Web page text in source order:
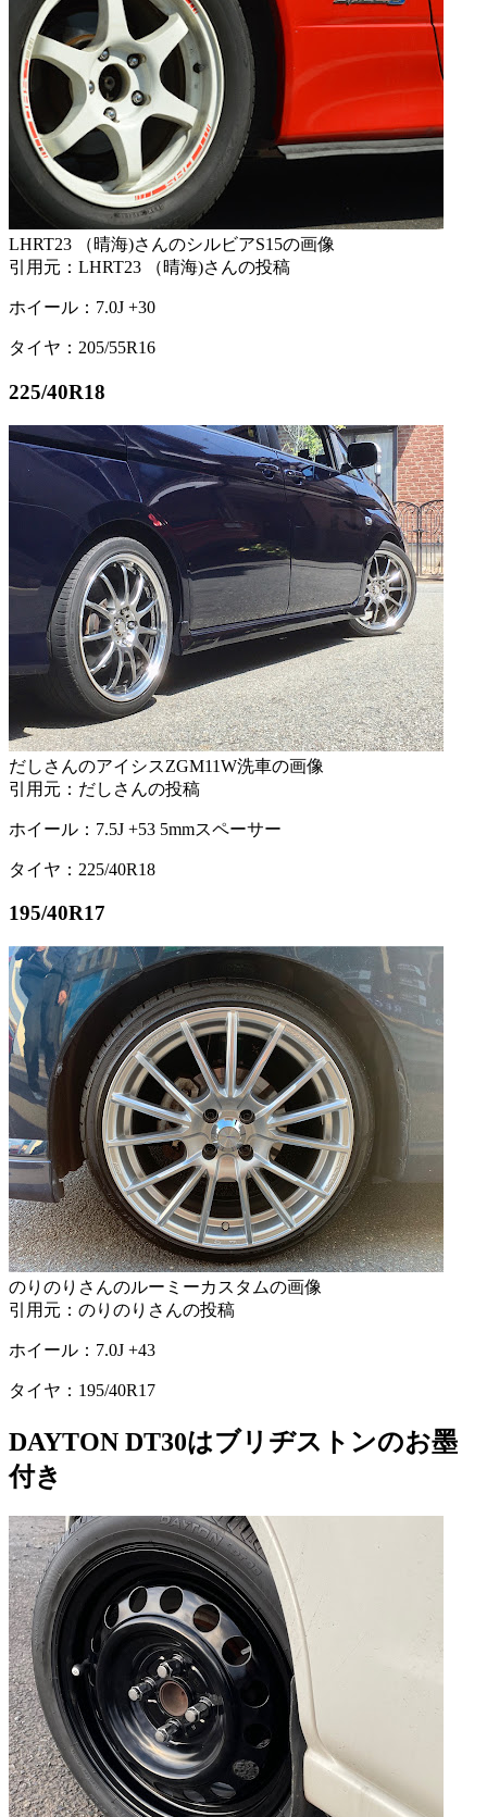
LHRT23 （晴海)さんのシルビアS15の画像
引用元：LHRT23 （晴海)さんの投稿
ホイール：7.0J +30
タイヤ：205/55R16
225/40R18
だしさんのアイシスZGM11W洗車の画像
引用元：だしさんの投稿
ホイール：7.5J +53 5mmスペーサー
タイヤ：225/40R18
195/40R17
のりのりさんのルーミーカスタムの画像
引用元：のりのりさんの投稿
ホイール：7.0J +43
タイヤ：195/40R17
DAYTON DT30はブリヂストンのお墨
付き